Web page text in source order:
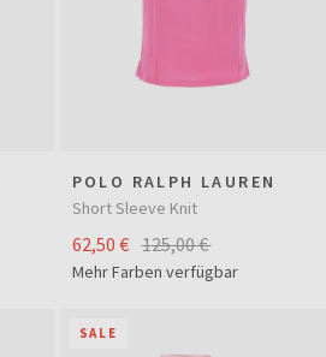
POLO RALPH LAUREN
Short Sleeve Knit
62,50 € 125,00 €
Mehr Farben verfügbar
SALE